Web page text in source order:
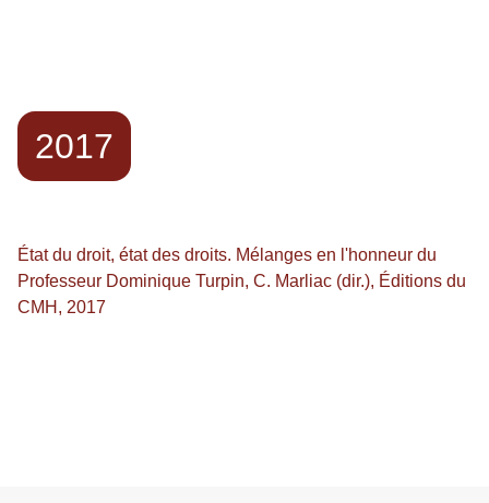
2017
État du droit, état des droits. Mélanges en l'honneur du
Professeur Dominique Turpin, C. Marliac (dir.), Éditions du
CMH, 2017